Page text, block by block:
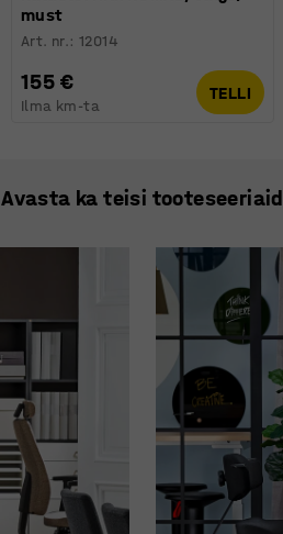
must
Art. nr.:12014
155 €
Ilma km-ta
TELLI
Avasta ka teisi tooteseeriaid